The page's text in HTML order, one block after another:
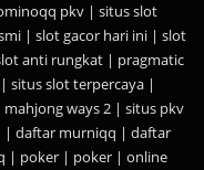
pkv | situs slot
| slot gacor hari ini | slot
anti rungkat | pragmatic
| situs slot terpercaya |
mahjong ways 2 | situs pkv
| daftar murniqq | daftar
| poker | poker | online